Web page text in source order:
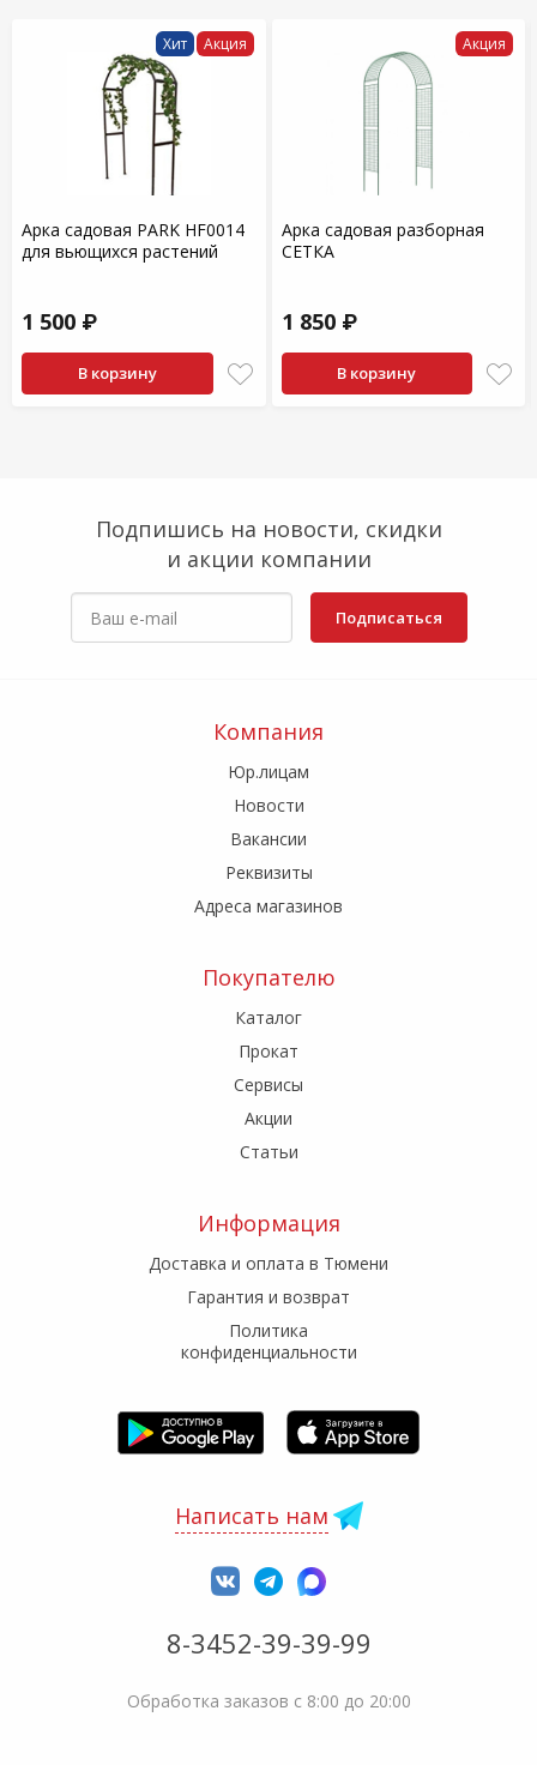
Хит Акция
Арка садовая PARK HF0014
для вьющихся растений
1 500 ₽
В корзину
Акция
Арка садовая разборная
СЕТКА
1 850 ₽
В корзину
Подпишись на новости, скидки
и акции компании
Подписаться
Компания
Юр.лицам
Новости
Вакансии
Реквизиты
Адреса магазинов
Покупателю
Каталог
Прокат
Сервисы
Акции
Статьи
Информация
Доставка и оплата в Тюмени
Гарантия и возврат
Политика
конфиденциальности
Написать нам
8-3452-39-39-99
Обработка заказов с 8:00 до 20:00